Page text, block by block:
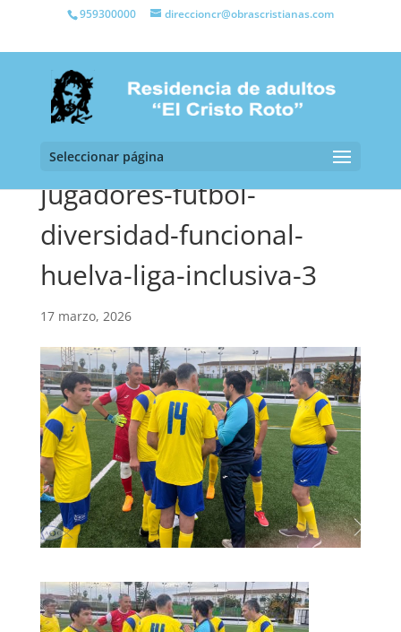
959300000 direccioncr@obrascristianas.com
Seleccionar página
jugadores-futbol-
diversidad-funcional-
huelva-liga-inclusiva-3
17 marzo, 2026